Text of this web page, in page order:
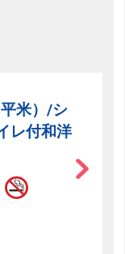
米）/シ
レ付和洋